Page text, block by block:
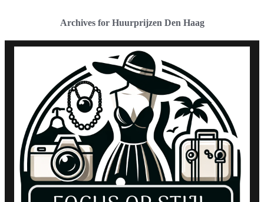
Archives for Huurprijzen Den Haag